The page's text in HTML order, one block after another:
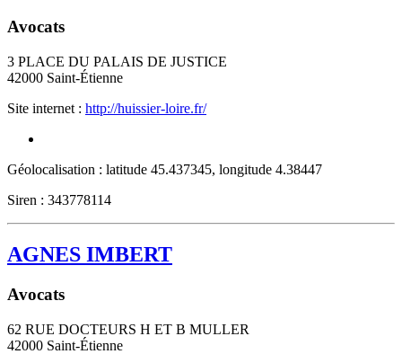
Avocats
3 PLACE DU PALAIS DE JUSTICE
42000 Saint-Étienne
Site internet : http://huissier-loire.fr/
Géolocalisation : latitude 45.437345, longitude 4.38447
Siren : 343778114
AGNES IMBERT
Avocats
62 RUE DOCTEURS H ET B MULLER
42000 Saint-Étienne